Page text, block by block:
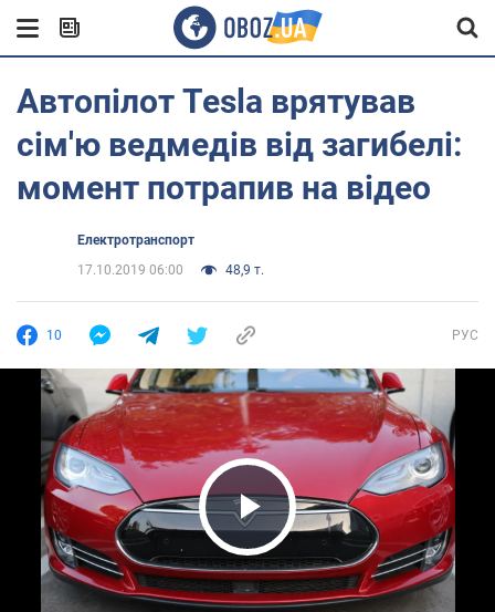
Автопілот Tesla врятував
сім'ю ведмедів від загибелі:
момент потрапив на відео
Електротранспорт
17.10.2019 06:00
48,9 т.
10 РУС
Play Video